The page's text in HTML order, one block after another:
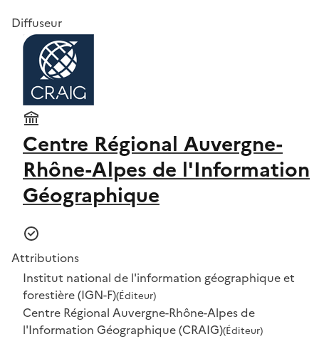
Diffuseur
Centre Régional Auvergne-
Rhône-Alpes de l'Information
Géographique
Attributions
Institut national de l'information géographique et
forestière (IGN-F)(Éditeur)
Centre Régional Auvergne-Rhône-Alpes de
l'Information Géographique (CRAIG)(Éditeur)